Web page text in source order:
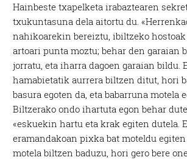
Hainbeste txapelketa irabaztearen
txukuntasuna dela aitortu du.
nahikoarekin bereiztu, ibiltzeko
artoari punta moztu; behar den garaian
jorratu, eta iharra dagoen garaian bildu.
hamabietatik aurrera biltzen ditut, hori
basura egoten da, eta babarruna motela
Biltzerako ondo ihartuta egon behar
«eskuekin hartu eta krak egiten dutela.
eramandakoan pixka bat moteldu egiten
motela biltzen baduzu, hori gero bere